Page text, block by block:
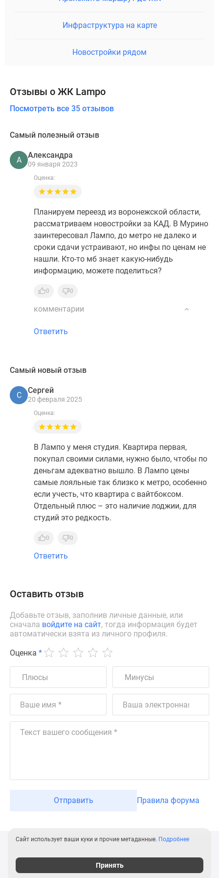
Инфраструктура на карте
Новостройки рядом
Отзывы о ЖК Lampo
Посмотреть все 35 отзывов
Самый полезный отзыв
А
Александра
09 января 2023
Оценка:
Планируем переезд из воронежской области,
рассматриваем новостройки за КАД. В Мурино
заинтересовал Лампо, до метро не далеко и
сроки сдачи устраивают, но инфы по ценам не
нашли. Кто-то мб знает какую-нибудь
информацию, можете поделиться?
0 0
комментарии
Ответить
Самый новый отзыв
С
Сергей
20 февраля 2025
Оценка:
В Лампо у меня студия. Квартира первая,
покупал своими силами, нужно было, чтобы по
деньгам адекватно вышло. В Лампо цены
самые лояльные так близко к метро, особенно
если учесть, что квартира с вайтбоксом.
Отдельный плюс – это наличие лоджии, для
студий это редкость.
0 0
Ответить
Оставить отзыв
Добавьте отзыв, заполнив личные данные, или
сначала войдите на сайт, тогда информация будет
автоматически взята из личного профиля.
Оценка *
Отправить Правила форума
Сайт использует ваши куки и прочие метаданные. Подробнее
Принять